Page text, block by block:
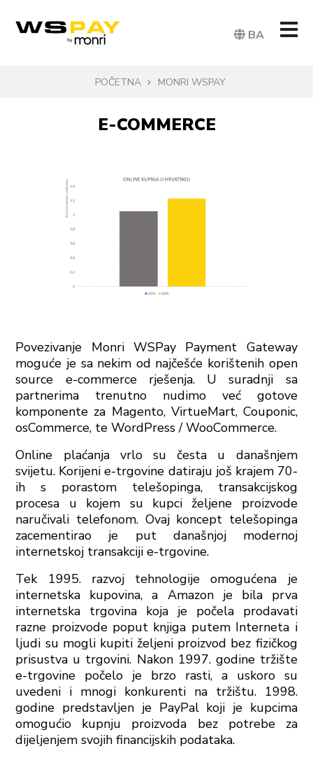
BA
POČETNA MONRI WSPAY
E-COMMERCE
Povezivanje Monri WSPay Payment Gateway
moguće je sa nekim od najčešće korištenih open
source e-commerce rješenja. U suradnji sa
partnerima trenutno nudimo već gotove
komponente za Magento, VirtueMart, Couponic,
osCommerce, te WordPress / WooCommerce.
Online plaćanja vrlo su česta u današnjem
svijetu. Korijeni e-trgovine datiraju još krajem 70-
ih s porastom telešopinga, transakcijskog
procesa u kojem su kupci željene proizvode
naručivali telefonom. Ovaj koncept telešopinga
zacementirao je put današnjoj modernoj
internetskoj transakciji e-trgovine.
Tek 1995. razvoj tehnologije omogućena je
internetska kupovina, a Amazon je bila prva
internetska trgovina koja je počela prodavati
razne proizvode poput knjiga putem Interneta i
ljudi su mogli kupiti željeni proizvod bez fizičkog
prisustva u trgovini. Nakon 1997. godine tržište
e-trgovine počelo je brzo rasti, a uskoro su
uvedeni i mnogi konkurenti na tržištu. 1998.
godine predstavljen je PayPal koji je kupcima
omogućio kupnju proizvoda bez potrebe za
dijeljenjem svojih financijskih podataka.